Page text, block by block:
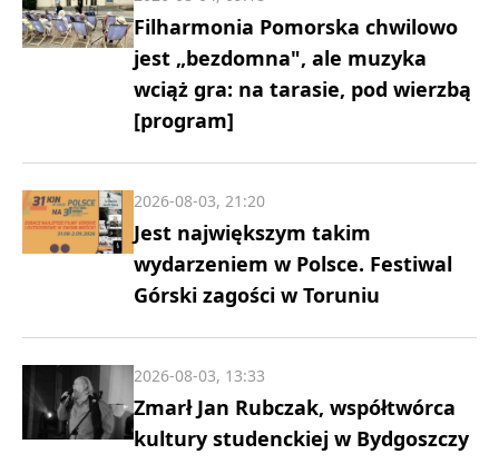
Filharmonia Pomorska chwilowo
jest „bezdomna", ale muzyka
wciąż gra: na tarasie, pod wierzbą
[program]
Jest największym takim
wydarzeniem w Polsce. Festiwal
Górski zagości w Toruniu
2026-08-03, 21:20
Zmarł Jan Rubczak, współtwórca
kultury studenckiej w Bydgoszczy
2026-08-03, 13:33